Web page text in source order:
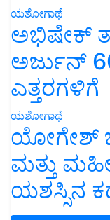
ಯಶೋಗಾಥೆ
ಅಭಿಷೇಕ್
ಅರ್ಜುನ್
ಎತ್ತರಗಳಿಗೆ
ಯಶೋಗಾಥೆ
ಯೋಗೇಶ್
ಮತ್ತು
ಯಶಸ್ಸಿನ